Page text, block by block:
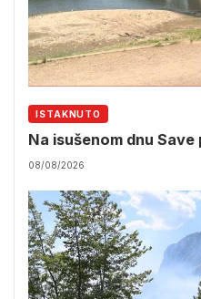
ISTAKNUTO
Na isušenom dnu
08/08/2026